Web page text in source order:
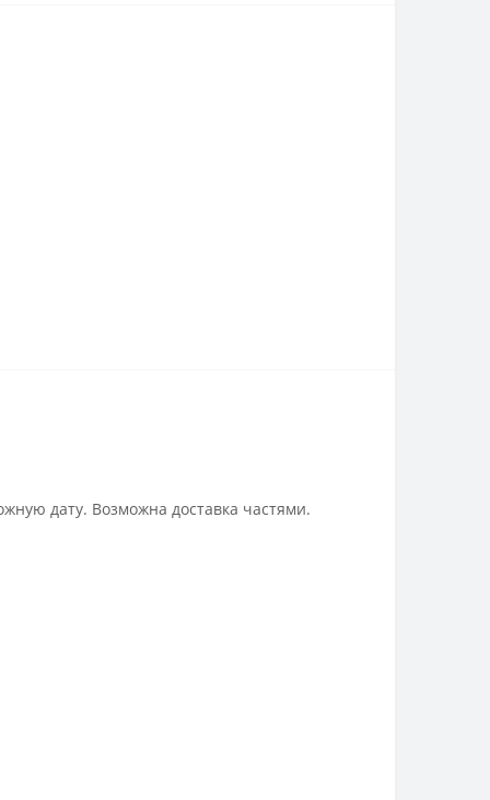
дату. Возможна доставка частями.